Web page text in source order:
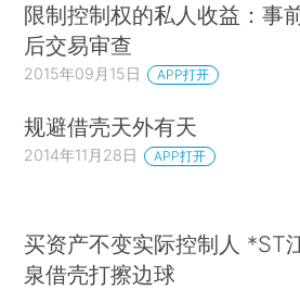
限制控制权的私人收益：事
后交易审查
2015年09月15日 APP打开
规避借壳天外有天
2014年11月28日 APP打开
买资产不变实际控制人 *ST
泉借壳打擦边球